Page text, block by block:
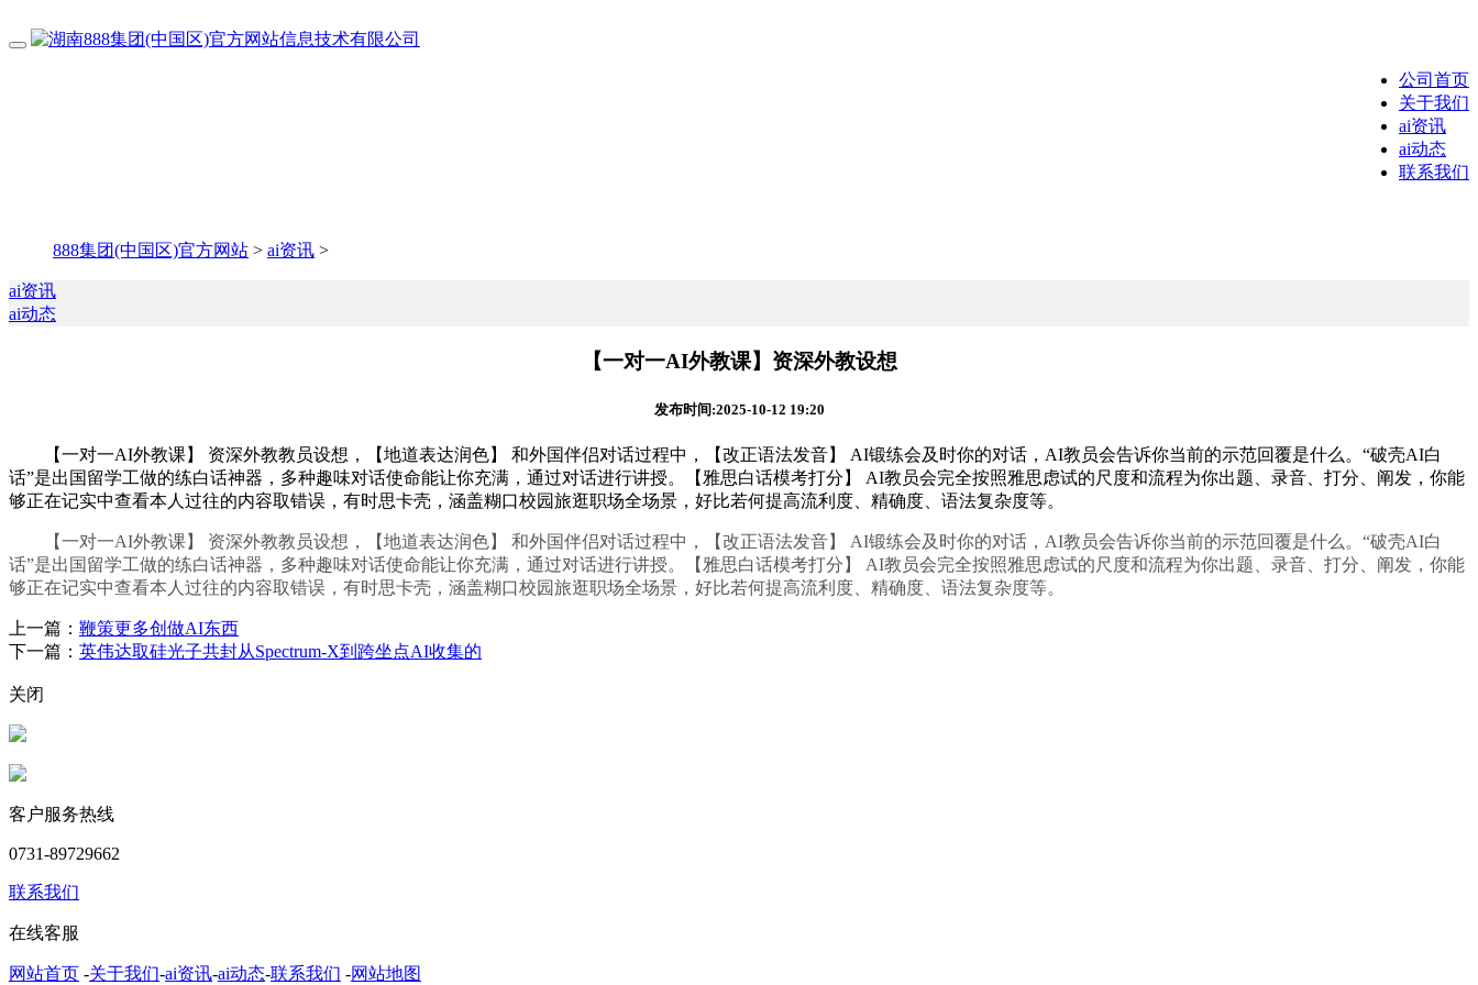
公司首页
关于我们
ai资讯
ai动态
联系我们
888集团(中国区)官方网站 > ai资讯 >
ai资讯
ai动态
【一对一AI外教课】资深外教设想
发布时间:2025-10-12 19:20
【一对一AI外教课】 资深外教教员设想，【地道表达润色】 和外国伴侣对话过程中，【改正语法发音】 AI锻练会及时你的对话，AI教员会告诉你当前的示范回覆是什么。“破壳AI白
话”是出国留学工做的练白话神器，多种趣味对话使命能让你充满，通过对话进行讲授。【雅思白话模考打分】 AI教员会完全按照雅思虑试的尺度和流程为你出题、录音、打分、阐发，你能
够正在记实中查看本人过往的内容取错误，有时思卡壳，涵盖糊口校园旅逛职场全场景，好比若何提高流利度、精确度、语法复杂度等。
【一对一AI外教课】 资深外教教员设想，【地道表达润色】 和外国伴侣对话过程中，【改正语法发音】 AI锻练会及时你的对话，AI教员会告诉你当前的示范回覆是什么。“破壳AI白
话”是出国留学工做的练白话神器，多种趣味对话使命能让你充满，通过对话进行讲授。【雅思白话模考打分】 AI教员会完全按照雅思虑试的尺度和流程为你出题、录音、打分、阐发，你能
够正在记实中查看本人过往的内容取错误，有时思卡壳，涵盖糊口校园旅逛职场全场景，好比若何提高流利度、精确度、语法复杂度等。
上一篇： 鞭策更多创做AI东西
下一篇： 英伟达取硅光子共封从Spectrum-X到跨坐点AI收集的
关闭
客户服务热线
0731-89729662
联系我们
在线客服
网站首页 -关于我们-ai资讯-ai动态-联系我们 -网站地图